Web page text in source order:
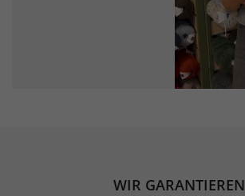
WIR GARANTIEREN